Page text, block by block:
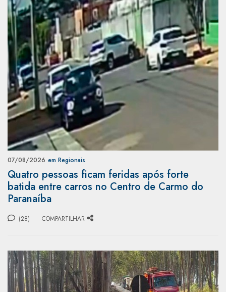
07/08/2026 em Regionais
Quatro pessoas ficam feridas após forte
batida entre carros no Centro de Carmo do
Paranaíba
(28) COMPARTILHAR